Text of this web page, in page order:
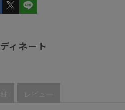
ィネート
レビュー